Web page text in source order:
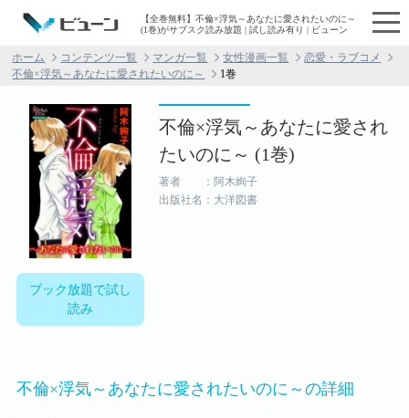
【全巻無料】不倫×浮気～あなたに愛されたいのに～
(1巻)がサブスク読み放題 | 試し読み有り | ビューン
ホーム コンテンツ一覧 マンガ一覧 女性漫画一覧
恋愛・ラブコメ
不倫×浮気～あなたに愛されたいのに～
1巻
ブック放題で試し
読み
不倫×浮気～あなたに愛され
たいのに～ (1巻)
著者 ：阿木絢子
出版社名：大洋図書
不倫×浮気～あなたに愛されたいのに～の詳細